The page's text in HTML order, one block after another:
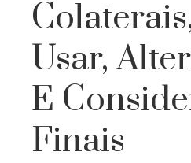
Usar,
E
Finais